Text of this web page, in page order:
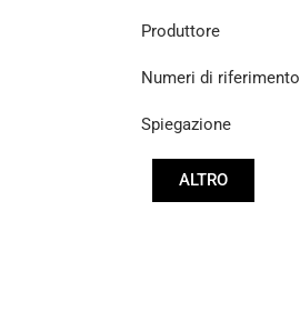
Produttore
Numeri di riferimento
Spiegazione
ALTRO